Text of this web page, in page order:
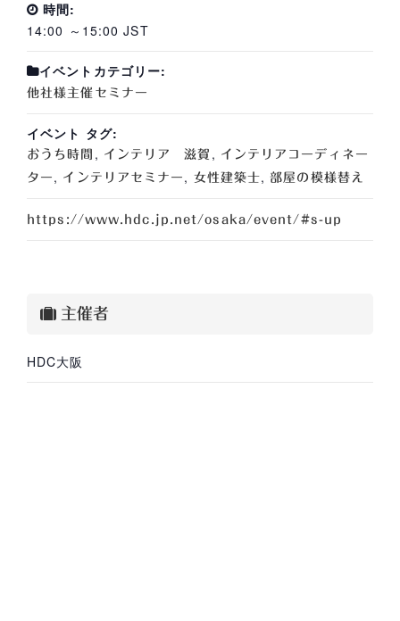
時間:
14:00 ～15:00JST
イベントカテゴリー:
他社様主催セミナー
イベント タグ:
おうち時間 , インテリア 滋賀 , インテリアコーディネー
ター , インテリアセミナー , 女性建築士,部屋の模様替え
https://www.hdc.jp.net/osaka/event/#s-up
主催者
HDC大阪